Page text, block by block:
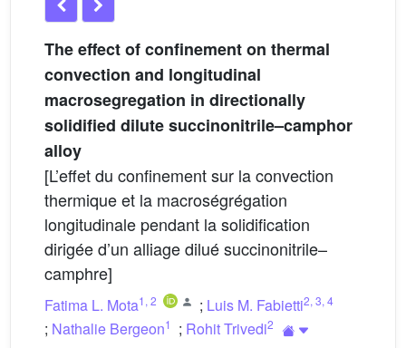
The effect of confinement on thermal
convection and longitudinal
macrosegregation in directionally
solidified dilute succinonitrile–camphor
alloy
[L’effet du confinement sur la convection
thermique et la macroségrégation
longitudinale pendant la solidification
dirigée d’un alliage dilué succinonitrile–
camphre]
Fatima L. Mota1 , 2 ; Luis M. Fabietti2, 3, 4
; Nathalie Bergeon1 ; Rohit Trivedi2